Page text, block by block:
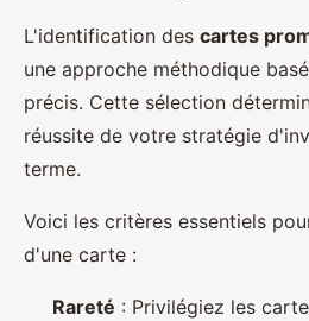
L'identification des cartes
une approche méthodique
précis. Cette sélection
réussite de votre stratégie
terme.
Voici les critères essentiels
d'une carte :
Rareté : Privilégiez les